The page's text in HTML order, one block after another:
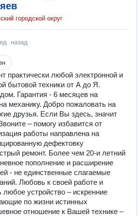
городской округ
назад
практически любой электронной и
бытовой техники от А до Я.
Гарантия - 6 месяцев на
механику. Добро пожаловать на
друзья. Если Вы здесь, значит
– помогу избавится от
работы направлена на
дефектовку
ремонт. Более чем 20-и летний
пополнение и расширение
- не единственные слагаемые
Любовь к своей работе и
устройство – искренние
по жизни истинных
отношение к Вашей технике –